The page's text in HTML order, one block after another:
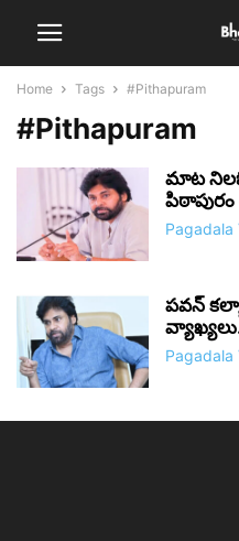
Home Tags #Pithapuram
#Pithapuram
మాట
పిఠాపురం
Pagadala
పవన్
Pagadala